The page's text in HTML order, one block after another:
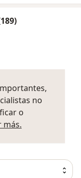
no
o
más.